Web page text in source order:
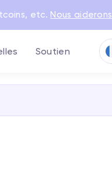
etc. Nous aiderons
Soutien